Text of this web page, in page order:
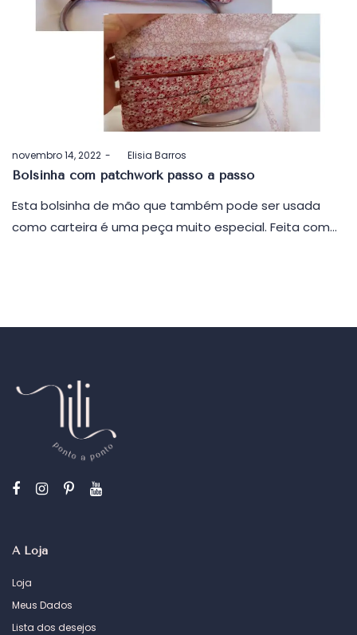
Postado
em
novembro 14, 2022 byElisia Barros
Bolsinha com patchwork passo a passo
Esta bolsinha de mão que também pode ser usada
como carteira é uma peça muito especial. Feita com…
A Loja
Loja
Meus Dados
Lista dos desejos